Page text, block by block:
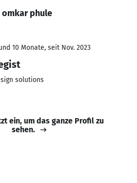
phule
10 Monate, seit Nov. 2023
solutions
ein, um das ganze Profil zu
sehen.